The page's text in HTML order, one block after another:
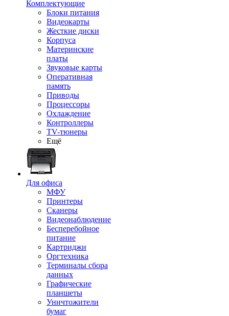
Комплектующие
Блоки питания
Видеокарты
Жесткие диски
Корпуса
Материнские
платы
Звуковые карты
Оперативная
память
Приводы
Процессоры
Охлаждение
Контроллеры
TV-тюнеры
Ещё
Для офиса
МФУ
Принтеры
Сканеры
Видеонаблюдение
Бесперебойное
питание
Картриджи
Оргтехника
Терминалы сбора
данных
Графические
планшеты
Уничтожители
бумаг